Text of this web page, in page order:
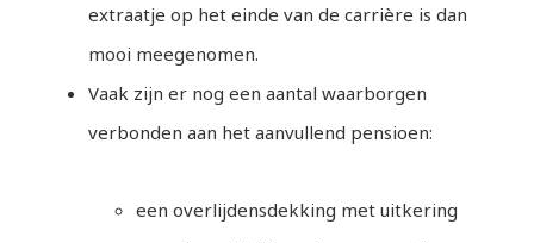
extraatje op het einde van de carrière is dan
mooi meegenomen.
Vaak zijn er nog een aantal waarborgen
verbonden aan het aanvullend pensioen:
een overlijdensdekking met uitkering